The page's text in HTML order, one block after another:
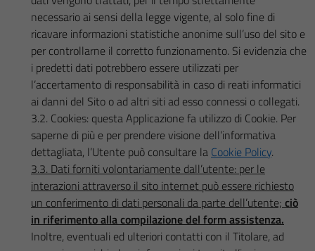
necessario ai sensi della legge vigente, al solo fine di
ricavare informazioni statistiche anonime sull’uso del sito e
per controllarne il corretto funzionamento. Si evidenzia che
i predetti dati potrebbero essere utilizzati per
l’accertamento di responsabilità in caso di reati informatici
ai danni del Sito o ad altri siti ad esso connessi o collegati.
3.2. Cookies: questa Applicazione fa utilizzo di Cookie. Per
saperne di più e per prendere visione dell’informativa
dettagliata, l’Utente può consultare la Cookie Policy.
3.3. Dati forniti volontariamente dall’utente: per le
interazioni attraverso il sito internet può essere richiesto
un conferimento di dati personali da parte dell’utente; ciò
in riferimento alla compilazione del form assistenza.
Inoltre, eventuali ed ulteriori contatti con il Titolare, ad